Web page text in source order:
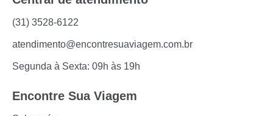
Encontre Sua Viagem
(31) 3528-6122
atendimento@encontresuaviagem.com.br
Segunda à Sexta: 09h às 19h